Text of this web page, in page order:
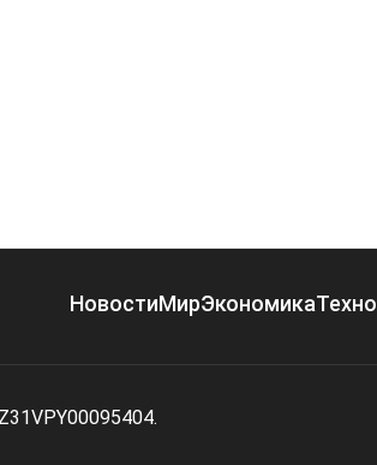
НовостиМирЭкономикаТехно